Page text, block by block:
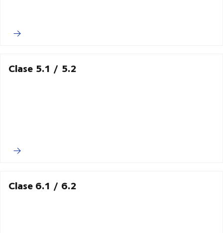
Clase 5.1 / 5.2
Clase 6.1 / 6.2